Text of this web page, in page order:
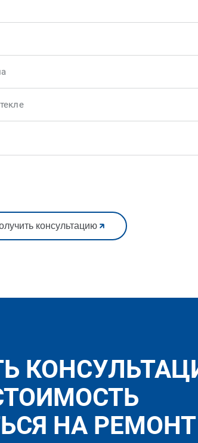
консультацию
НА РЕМОНТ